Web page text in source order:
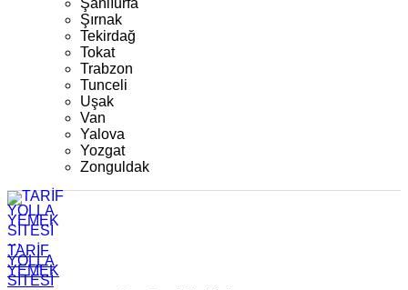
Şanlıurfa
Şırnak
Tekirdağ
Tokat
Trabzon
Tunceli
Uşak
Van
Yalova
Yozgat
Zonguldak
TARİF
YOLLA
YEMEK
SİTESİ